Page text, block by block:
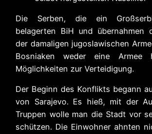
Die Serben, die ein
belagerten BiH und übernahmen
der damaligen jugoslawischen
Bosniaken weder eine Armee
Möglichkeiten zur Verteidigung.
Der Beginn des Konflikts begann
von Sarajevo. Es hieß, mit der
Truppen wolle man die Stadt vor
schützen. Die Einwohner ahnten